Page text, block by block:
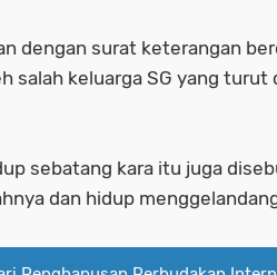
dengan surat keterangan
salah keluarga SG yang turut
sebatang kara itu juga
dan hidup